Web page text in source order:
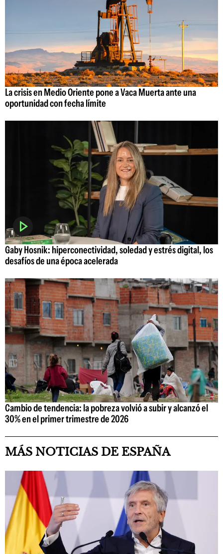
La crisis en Medio Oriente pone a Vaca Muerta ante una
oportunidad con fecha límite
Gaby Hosnik: hiperconectividad, soledad y estrés digital, los
desafíos de una época acelerada
Cambio de tendencia: la pobreza volvió a subir y alcanzó el
30% en el primer trimestre de 2026
MÁS NOTICIAS DE ESPAÑA